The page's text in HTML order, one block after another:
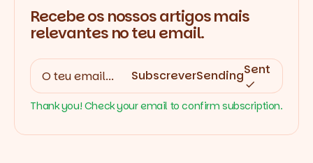
Recebe os nossos artigos mais
relevantes no teu email.
SubscreverSendingSent
Thank you! Check your email to confirm subscription.